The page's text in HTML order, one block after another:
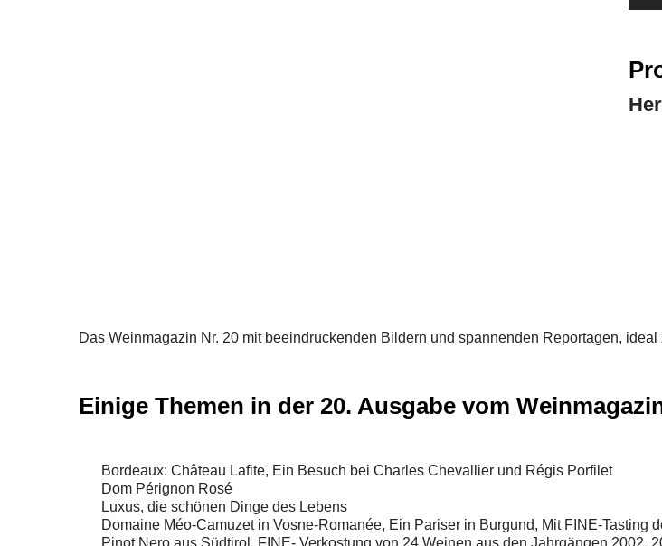
Das Weinmagazin Nr. 20 mit beeindruckenden Bildern und spannenden Reportagen,
Einige Themen in der 20. Ausgabe vom
Bordeaux: Château Lafite, Ein Besuch bei Charles Chevallier und Régis Porfilet
Dom Pérignon Rosé
Luxus, die schönen Dinge des Lebens
Domaine Méo-Camuzet in Vosne-Romanée, Ein Pariser in Burgund, Mit FINE-Tasting
Pinot Nero aus Südtirol, FINE- Verkostung von 24 Weinen aus den Jahrgängen 2002,